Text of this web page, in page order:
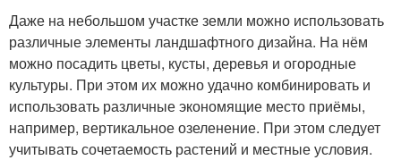
Даже на небольшом участке земли можно использовать
различные элементы ландшафтного дизайна. На нём
можно посадить цветы, кусты, деревья и огородные
культуры. При этом их можно удачно комбинировать и
использовать различные экономящие место приёмы,
например, вертикальное озеленение. При этом следует
учитывать сочетаемость растений и местные условия.